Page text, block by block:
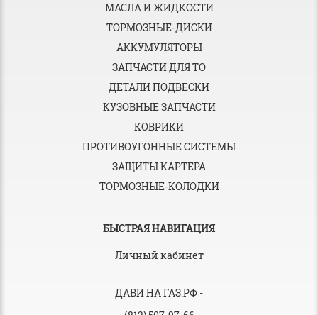
МАСЛА И ЖИДКОСТИ
ТОРМОЗНЫЕ-ДИСКИ
АККУМУЛЯТОРЫ
ЗАПЧАСТИ ДЛЯ ТО
ДЕТАЛИ ПОДВЕСКИ
КУЗОВНЫЕ ЗАПЧАСТИ
КОВРИКИ
ПРОТИВОУГОННЫЕ СИСТЕМЫ
ЗАЩИТЫ КАРТЕРА
ТОРМОЗНЫЕ-КОЛОДКИ
БЫСТРАЯ НАВИГАЦИЯ
Личный кабинет
ДАВИ НА ГАЗ.РФ -